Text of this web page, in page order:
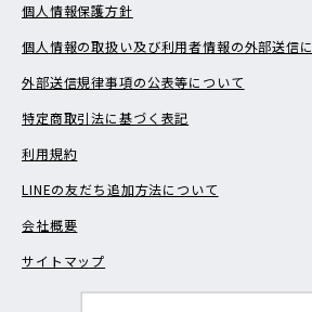
個人情報保護方針
個人情報の取扱い及び利用者情報の外部送信
外部送信規律事項の公表等について
特定商取引法に基づく表記
利用規約
LINEの友だち追加方法について
会社概要
サイトマップ